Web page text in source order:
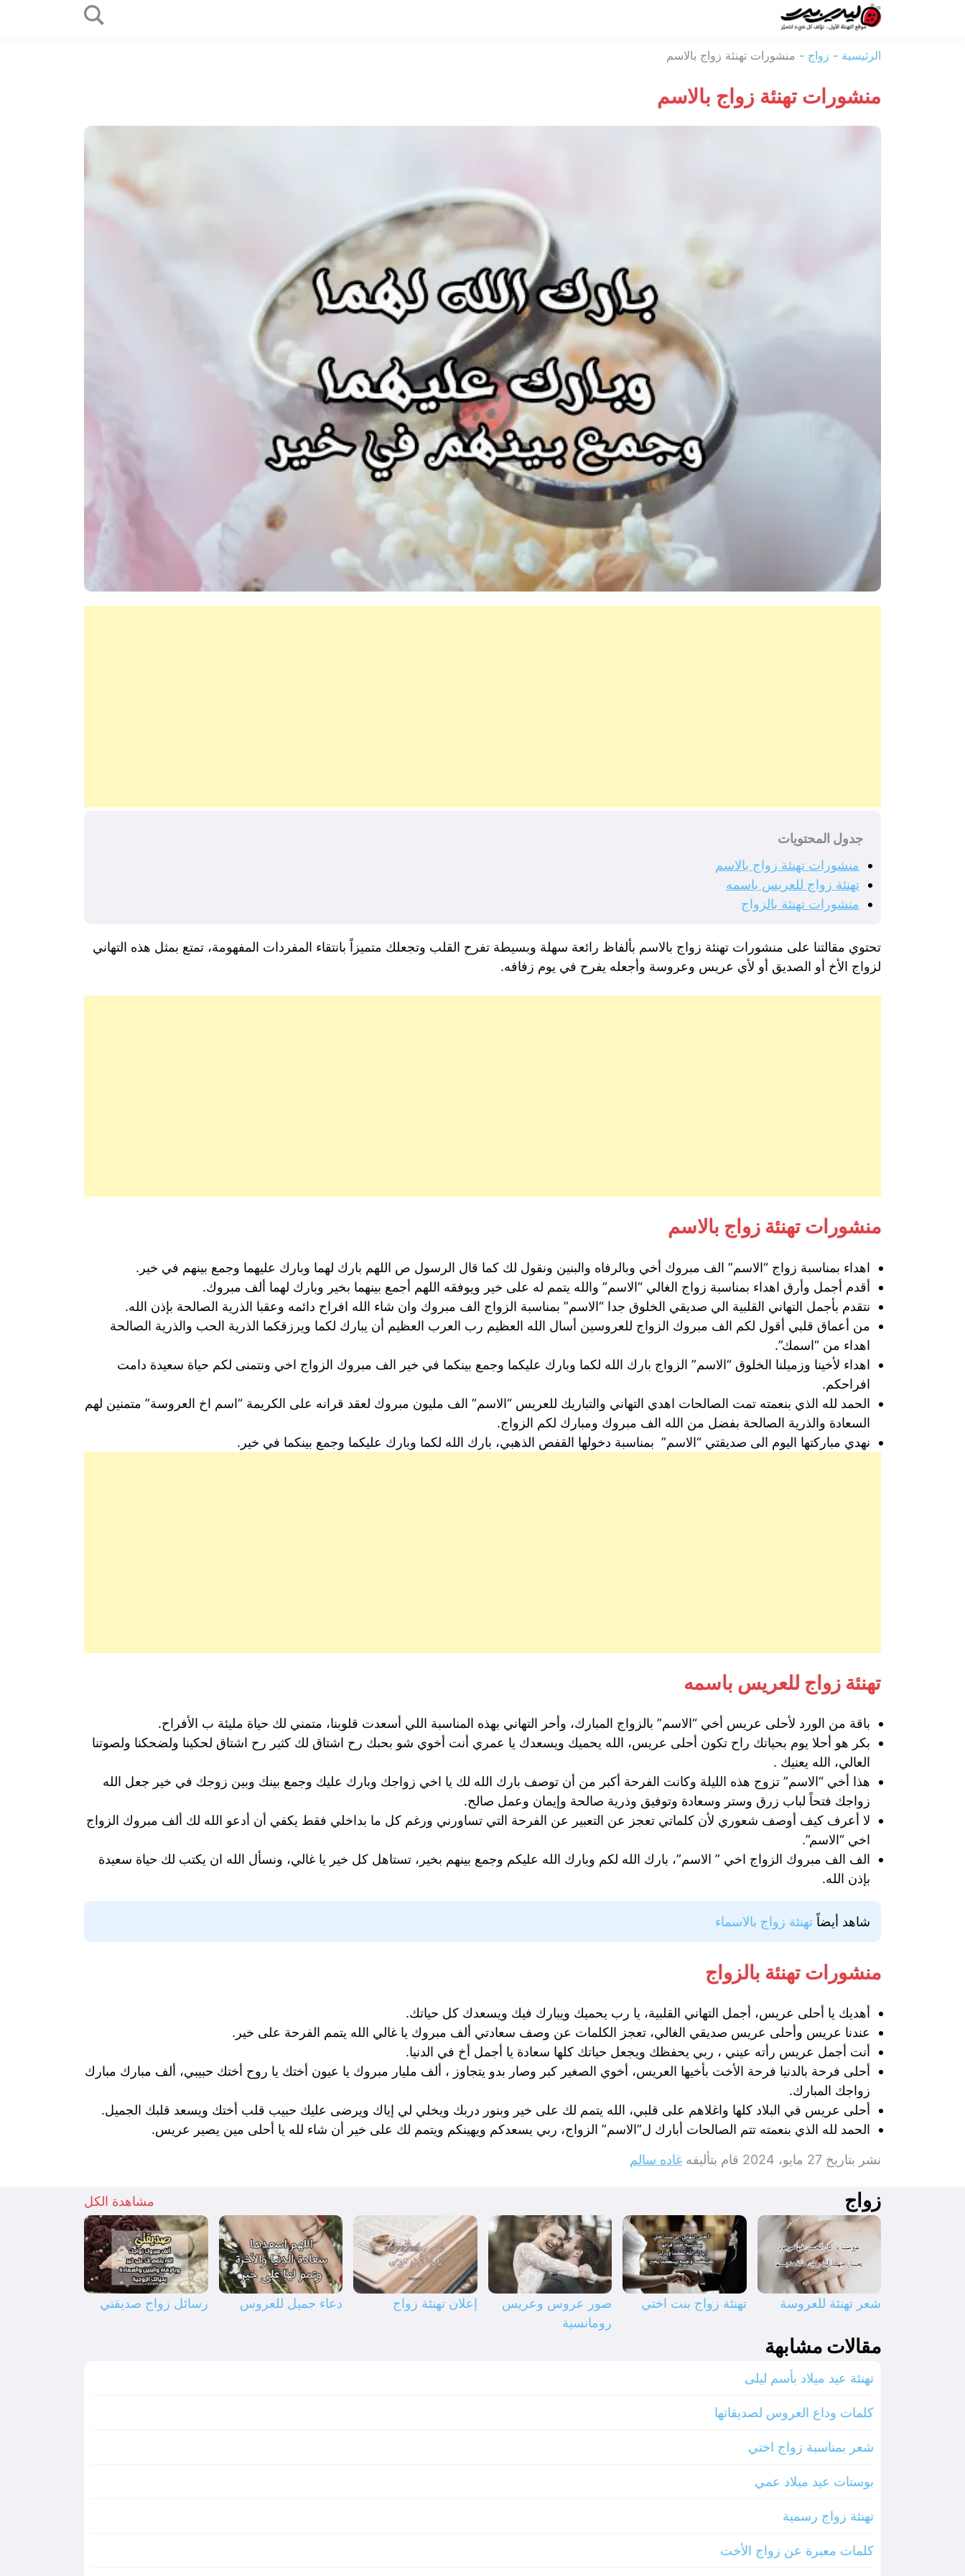
بيرد
الرئيسية - زواج - منشورات تهنئة زواج بالاسم
منشورات تهنئة زواج بالاسم
جدول المحتويات
منشورات تهنئة زواج بالاسم
تهنئة زواج للعريس باسمه
منشورات تهنئة بالزواج
تحتوي مقالتنا على منشورات تهنئة زواج بالاسم بألفاظ رائعة سهلة وبسيطة تفرح القلب وتجعلك متميزاً بانتقاء المفردات المفهومة، تمتع بمثل هذه التهاني
لزواج الأخ أو الصديق أو لأي عريس وعروسة وأجعله يفرح في يوم زفافه.
منشورات تهنئة زواج بالاسم
اهداء بمناسبة زواج “الاسم” الف مبروك أخي وبالرفاه والبنين ونقول لك كما قال الرسول ص اللهم بارك لهما وبارك عليهما وجمع بينهم في خير.
أقدم أجمل وأرق اهداء بمناسبة زواج الغالي “الاسم” والله يتمم له على خير ويوفقه اللهم أجمع بينهما بخير وبارك لهما ألف مبروك.
نتقدم بأجمل التهاني القلبية الي صديقي الخلوق جدا “الاسم” بمناسبة الزواج الف مبروك وان شاء الله افراح دائمه وعقبا الذرية الصالحة بإذن الله.
من أعماق قلبي أقول لكم الف مبروك الزواج للعروسين أسال الله العظيم رب العرب العظيم أن يبارك لكما ويرزقكما الذرية الحب والذرية الصالحة
اهداء من “اسمك”.
اهداء لأخينا وزميلنا الخلوق “الاسم” الزواج بارك الله لكما وبارك عليكما وجمع بينكما في خير الف مبروك الزواج اخي ونتمنى لكم حياة سعيدة دامت
افراحكم.
الحمد لله الذي بنعمته تمت الصالحات اهدي التهاني والتباريك للعريس “الاسم” الف مليون مبروك لعقد قرانه على الكريمة “اسم اخ العروسة” متمنين لهم
السعادة والذرية الصالحة بفضل من الله الف مبروك ومبارك لكم الزواج.
نهدي مباركتها اليوم الى صديقتي “الاسم” بمناسبة دخولها القفص الذهبي، بارك الله لكما وبارك عليكما وجمع بينكما في خير.
تهنئة زواج للعريس باسمه
باقة من الورد لأحلى عريس أخي “الاسم” بالزواج المبارك، وأحر التهاني بهذه المناسبة اللي أسعدت قلوبنا، متمني لك حياة مليئة ب الأفراح.
بكر هو أحلا يوم بحياتك راح تكون أحلى عريس، الله يحميك ويسعدك يا عمري أنت أخوي شو بحبك رح اشتاق لك كثير رح اشتاق لحكينا ولضحكنا ولصوتنا
العالي، الله يعنيك .
هذا أخي “الاسم” تزوج هذه الليلة وكانت الفرحة أكبر من أن توصف بارك الله لك يا اخي زواجك وبارك عليك وجمع بينك وبين زوجك في خير جعل الله
زواجك فتحاً لباب زرق وستر وسعادة وتوفيق وذرية صالحة وإيمان وعمل صالح.
لا أعرف كيف أوصف شعوري لأن كلماتي تعجز عن التعبير عن الفرحة التي تساورني ورغم كل ما بداخلي فقط يكفي أن أدعو الله لك ألف مبروك الزواج
اخي “الاسم”.
الف الف مبروك الزواج اخي ” الاسم”، بارك الله لكم وبارك الله عليكم وجمع بينهم بخير، تستاهل كل خير يا غالي، ونسأل الله ان يكتب لك حياة سعيدة
بإذن الله.
شاهد أيضاً تهنئة زواج بالاسماء
منشورات تهنئة بالزواج
أهديك يا أحلى عريس، أجمل التهاني القلبية، يا رب يحميك ويبارك فيك ويسعدك كل حياتك.
عندنا عريس وأحلى عريس صديقي الغالي، تعجز الكلمات عن وصف سعادتي ألف مبروك يا غالي الله يتمم الفرحة على خير.
أنت أجمل عريس رأته عيني ، ربي يحفظك ويجعل حياتك كلها سعادة يا أجمل أخ في الدنيا.
أحلى فرحة بالدنيا فرحة الأخت بأخيها العريس، أخوي الصغير كبر وصار بدو يتجاوز ، ألف مليار مبروك يا عيون أختك يا روح أختك حبيبي، ألف مبارك مبارك
زواجك المبارك.
أحلى عريس في البلاد كلها واغلاهم على قلبي، الله يتمم لك على خير وبنور دربك ويخلي لي إياك ويرضى عليك حبيب قلب أختك ويسعد قلبك الجميل.
الحمد لله الذي بنعمته تتم الصالحات أبارك ل”الاسم” الزواج، ربي يسعدكم ويهينكم ويتمم لك على خير أن شاء لله يا أحلى مين يصير عريس.
نشر بتاريخ 27 مايو، 2024 قام بتأليفه غاده سالم
زواج مشاهدة الكل
شعر تهنئة للعروسة تهنئة زواج بنت اختي
صور عروس وعريس
رومانسية
إعلان تهنئة زواج دعاء جميل للعروس رسائل زواج صديقتي
مقالات مشابهة
تهنئة عيد ميلاد بأسم ليلى
كلمات وداع العروس لصديقاتها
شعر بمناسبة زواج اختي
بوستات عيد ميلاد عمي
تهنئة زواج رسمية
كلمات معبرة عن زواج الأخت